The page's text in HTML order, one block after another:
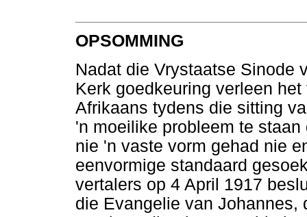
OPSOMMING
Nadat die Vrystaatse Sinode
Kerk goedkeuring verleen
Afrikaans tydens die sitting
'n moeilike probleem te
nie 'n vaste vorm gehad nie
eenvormige standaard
vertalers op 4 April 1917
die Evangelie van Johannes,